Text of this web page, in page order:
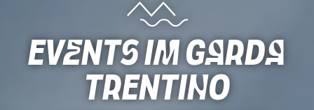
Events im Garda
Trentino